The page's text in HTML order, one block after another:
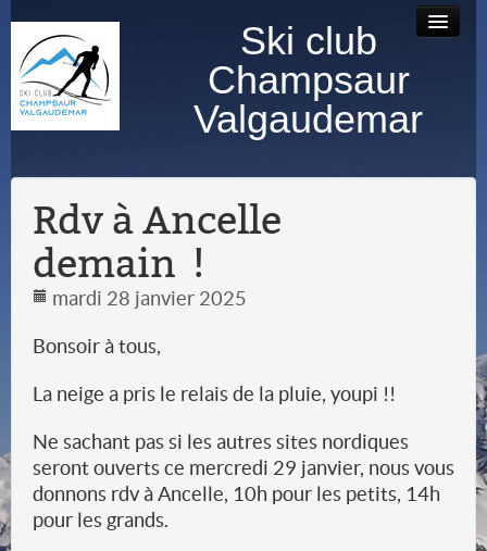
Ski club
Champsaur
Valgaudemar
Accueil Contact
photos
Rdv à Ancelle
demain !
mardi 28 janvier 2025
Bonsoir à tous,
La neige a pris le relais de la pluie, youpi !!
Ne sachant pas si les autres sites nordiques
seront ouverts ce mercredi 29 janvier, nous vous
donnons rdv à Ancelle, 10h pour les petits, 14h
pour les grands.